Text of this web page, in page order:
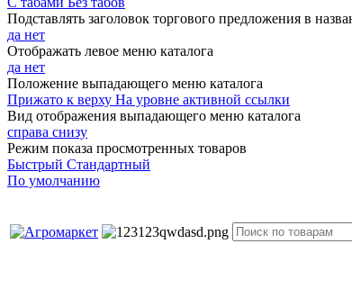
Подставлять заголовок торгового предложения в
да нет
Отображать левое меню каталога
да нет
Положение выпадающего меню каталога
Прижато к верху На уровне активной ссылки
Вид отображения выпадающего меню каталога
справа снизу
Режим показа просмотренных товаров
Быстрый Стандартный
По умолчанию